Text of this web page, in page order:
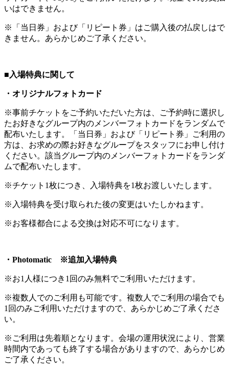
いはできません。
※「当日券」および「リピート券」はご購入後の払戻しはで
きません。あらかじめご了承ください。
■入場特典に関して
・オリジナルフォトカード
※事前チケットをご予約いただいた方は、ご予約時に選択し
たお好きなグループ内のメンバーフォトカードをランダムで
配布いたします。「当日券」および「リピート券」ご利用の
方は、お求めの際お好きなグループをスタッフにお申し付け
ください。該当グループ内のメンバーフォトカードをランダ
ムで配布いたします。
※チケット1枚につき、入場特典を1枚お渡しいたします。
※入場特典を受け取られた後の変更はいたしかねます。
※お客様都合による交換は対応不可になります。
・Photomatic ※追加入場特典
※お1人様につき1回のみ無料でご利用いただけます。
※複数人でのご利用も可能です。複数人でご利用の場合でも
1回のみご利用いただけますので、あらかじめご了承くださ
い。
※ご利用は先着順となります。会場の運用状況により、営業
時間内であっても終了する場合がありますので、あらかじめ
ご了承ください。